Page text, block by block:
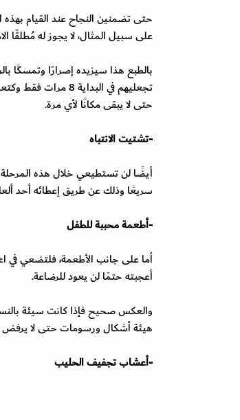
على سبيل المثال، لا يجوز له مُطلقًا
بالطبع هذا سيزيده إصرارًا وتمسكًا
حتى لا يبقى مكانًا لأي مرة.
-تشتيت الانتباه
أيضًا لن تستطيعي خلال هذه المرحلة
سريعًا وذلك عن طريق إعطائه أحد
-أطعمة محببة للطفل
أما على جانب الأطعمة، فلتضعي في
أعجبته حتمًا لن يعود للرضاعة.
والعكس صحيح فإذا كانت سيئة
هيئة أشكال ورسومات حتى لا
-أعشاب تجفيف الحليب